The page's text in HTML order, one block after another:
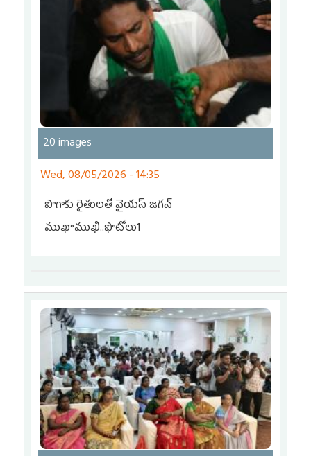
20 images
Wed, 08/05/2026 - 14:35
పొగాకు రైతుల‌తో వైయ‌స్ జ‌గ‌న్
ముఖాముఖి..ఫొటోలు1